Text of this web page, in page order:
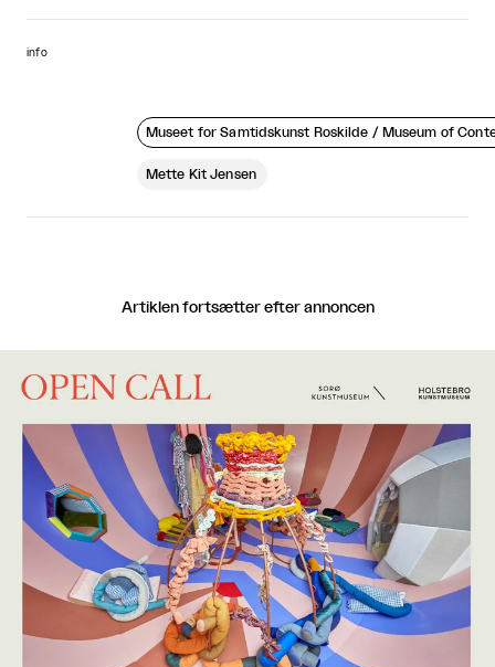
info
Museet for Samtidskunst Roskilde / Museum of
Mette Kit Jensen
Artiklen fortsætter efter annoncen